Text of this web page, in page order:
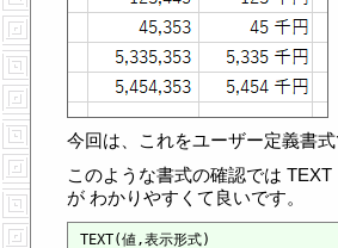
今回は、これをユーザー定義書式
このような書式の確認では
が わかりやすくて良いです。